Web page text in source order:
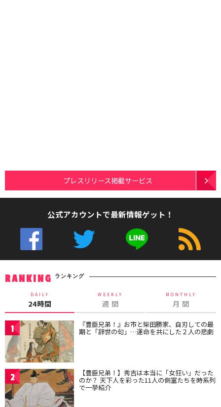
プレスリリース掲載サービス
公式アカウントで最新情報ゲット！
RANKING ランキング
DAILY
24時間
WEEKLY
週 間
MONTHLY
月 間
1 『豊臣兄弟！』お市と柴田勝家、自刃しての最
期と「辞世の句」…運命を共にした２人の悲劇
2 【豊臣兄弟！】秀吉は本当に「女狂い」だった
のか？ 天下人を彩った11人の側室たちを時系列
で一挙紹介